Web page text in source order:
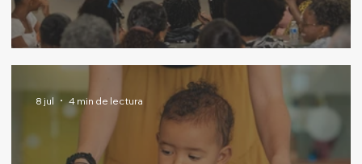
8 jul 4 min de lectura